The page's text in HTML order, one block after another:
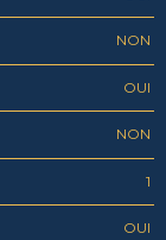
NON
OUI
NON
1
OUI